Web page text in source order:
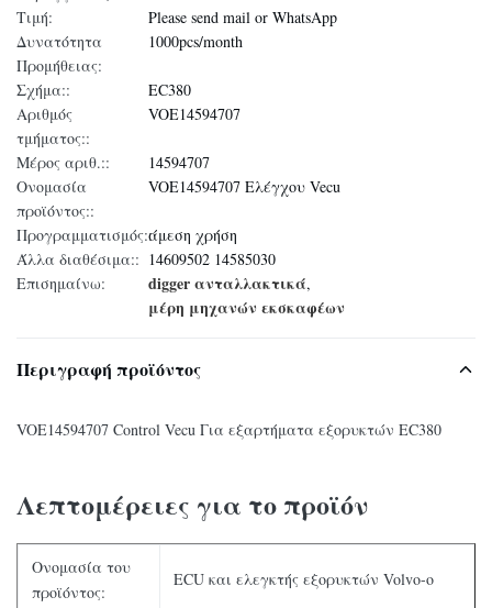
Τιμή:
Please send mail or WhatsApp
Δυνατότητα
Προμήθειας:
1000pcs/month
Σχήμα::
EC380
Αριθμός
τμήματος::
VOE14594707
Μέρος αριθ.::
14594707
Ονομασία
προϊόντος::
VOE14594707 Ελέγχου Vecu
Προγραμματισμός::άμεση χρήση
Άλλα διαθέσιμα:: 14609502 14585030
Επισημαίνω:
digger ανταλλακτικά,
μέρη μηχανών εκσκαφέων
Περιγραφή προϊόντος
VOE14594707 Control Vecu Για εξαρτήματα εξορυκτών EC380
Λεπτομέρειες για το προϊόν
Ονομασία του
προϊόντος:
ECU και ελεγκτής εξορυκτών Volvo-o